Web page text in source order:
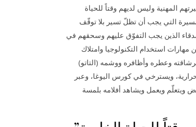
المهنية وليس لديهم وقتاً للحياة
التي يجب أن تظلّ تسير بلا توقّف
الذين يجب التفوّق عليهم وسحقهم في
استخدام التكنولوجيا وامتلاك
وعطره وأظافره ووشمه (التاتو)
ويسترخي في كورس اليوغا، وعبر
ويتعلّم ويعمل ويشاهد أفلامه بلمسة